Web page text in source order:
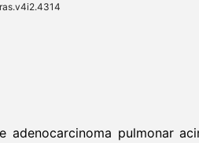
adenocarcinoma pulmonar